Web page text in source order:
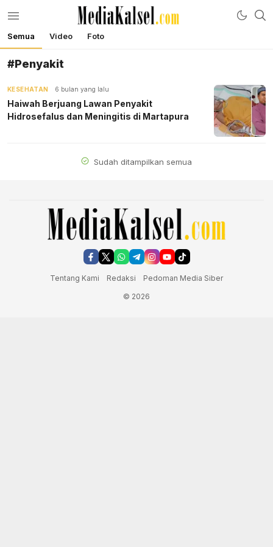
mediakalsel.com
Berita Update Banua
Semua Video Foto
#Penyakit
KESEHATAN 6 bulan yang lalu
Haiwah Berjuang Lawan Penyakit
Hidrosefalus dan Meningitis di Martapura
Sudah ditampilkan semua
Tentang Kami Redaksi
Pedoman Media Siber
© 2026